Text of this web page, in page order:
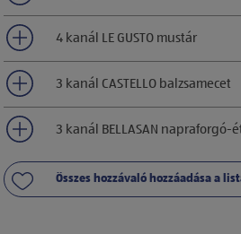
4 kanál LE GUSTO mustár
3 kanál CASTELLO balzsamecet
3 kanál BELLASAN napraforgó-
Összes hozzávaló hozzáadása a